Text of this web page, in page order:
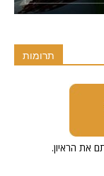
תרומות
.פרויקט זה מיושם על ידי תרומות והתנדבות, אם אהבתם את הראיון